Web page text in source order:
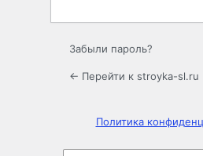
Забыли пароль?
← Перейти к stroyka-sl.ru
Политика